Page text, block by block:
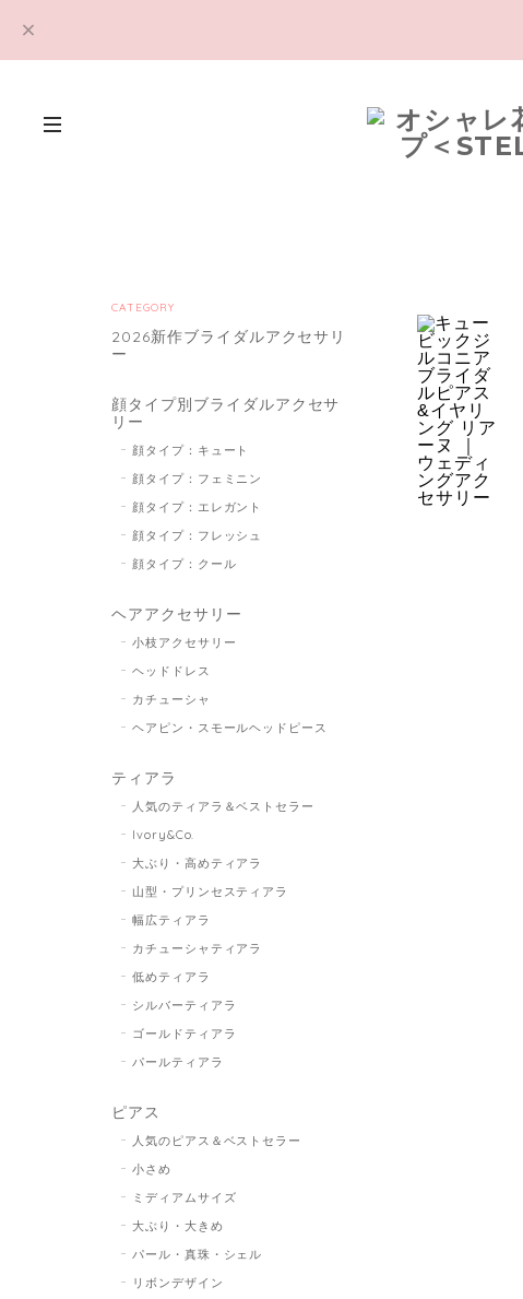
CATEGORY
2026新作ブライダルアクセサリ
ー
顔タイプ別ブライダルアクセサ
リー
顔タイプ：キュート
顔タイプ：フェミニン
顔タイプ：エレガント
顔タイプ：フレッシュ
顔タイプ：クール
ヘアアクセサリー
小枝アクセサリー
ヘッドドレス
カチューシャ
ヘアピン・スモールヘッドピース
ティアラ
人気のティアラ＆ベストセラー
Ivory&Co.
大ぶり・高めティアラ
山型・プリンセスティアラ
幅広ティアラ
カチューシャティアラ
低めティアラ
シルバーティアラ
ゴールドティアラ
パールティアラ
ピアス
人気のピアス＆ベストセラー
小さめ
ミディアムサイズ
大ぶり・大きめ
パール・真珠・シェル
リボンデザイン